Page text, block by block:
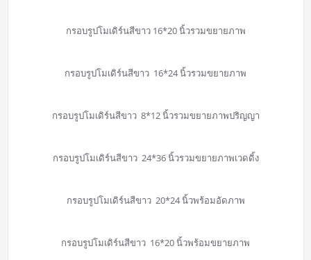
กรอบรูปโมเดิร์นสีขาว 16*20 นิ้วรวมขยายภาพ
กรอบรูปโมเดิร์นสีขาว 16*24 นิ้วรวมขยายภาพ
กรอบรูปโมเดิร์นสีขาว 8*12 นิ้วรวมขยายภาพปริญญา
กรอบรูปโมเดิร์นสีขาว 24*36 นิ้วรวมขยายภาพเวดดิ้ง
กรอบรูปโมเดิร์นสีขาว 20*24 นิ้วพร้อมอัดภาพ
กรอบรูปโมเดิร์นสีขาว 16*20 นิ้วพร้อมขยายภาพ